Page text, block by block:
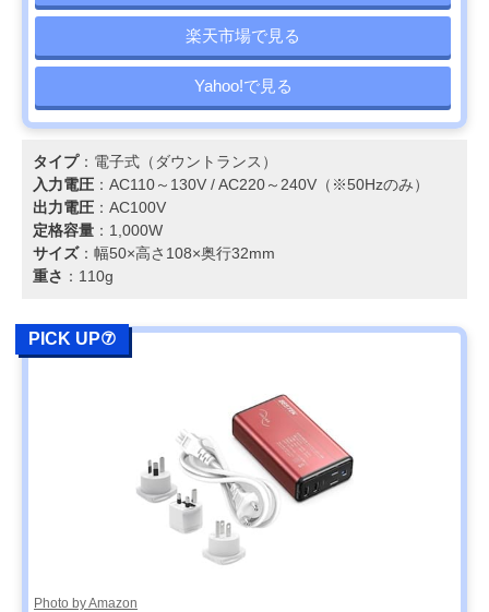
楽天市場で見る
Yahoo!で見る
タイプ：電子式（ダウントランス）
入力電圧 ：AC110～130V / AC220～240V（※50Hzのみ）
出力電圧 ：AC100V
定格容量 ：1,000W
サイズ：幅50×高さ108×奥行32mm
重さ ：110g
PICK UP⑦
Photo by Amazon